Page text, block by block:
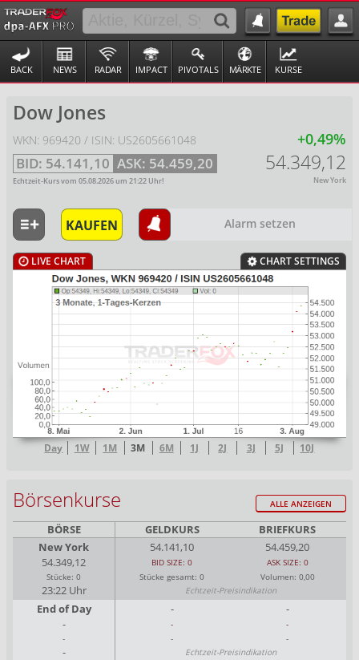
BACK NEWS RADAR IMPACT PIVOTALS MÄRKTE KURSE
Dow Jones
WKN: 969420 / ISIN: US2605661048
BID: 54.141,10 ASK: 54.459,20
Echtzeit-Kurs vom 05.08.2026um 21:22 Uhr!
+0,49%
54.349,12
New York
KAUFEN Alarm setzen
LIVE CHART CHART SETTINGS
Day 1W 1M 3M 6M 1J 2J 3J 5J 10J
Börsenkurse ALLE ANZEIGEN
BÖRSE GELDKURS
BRIEFKURS
New York
54.141,10
54.459,20
54.349,12
BID SIZE: 0
ASK SIZE: 0
Stücke: 0
Stücke gesamt: 0 Volumen: 0,00
23:22 Uhr Echtzeit-Preisindikation
End of Day -
-
-
-
-
-
- -
- Echtzeit-Preisindikation